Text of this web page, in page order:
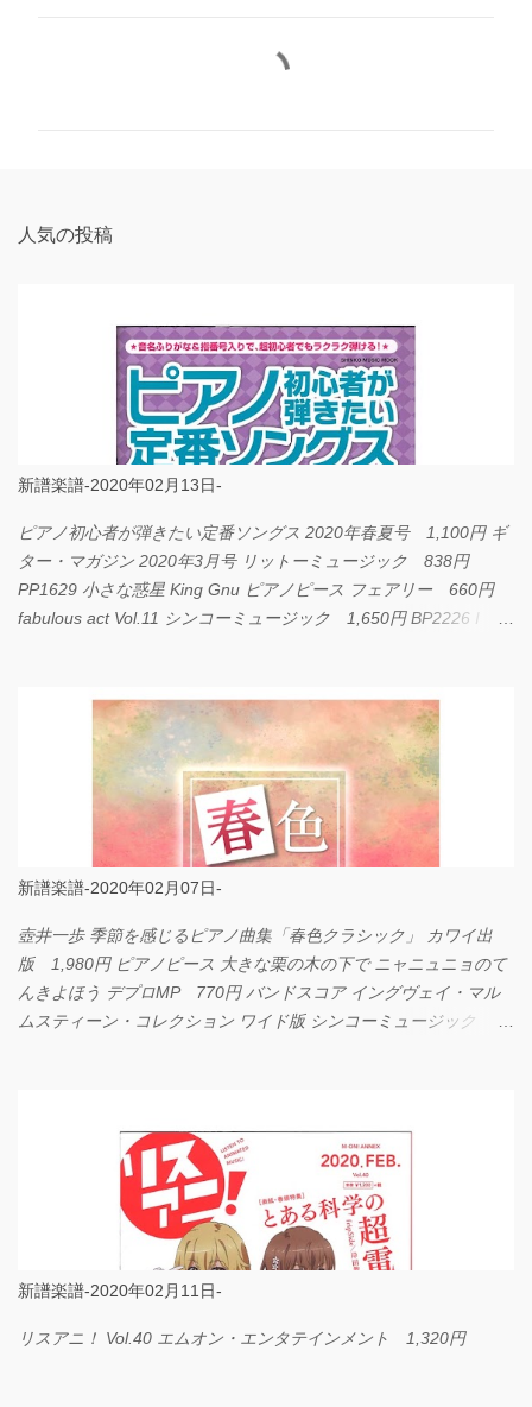
人気の投稿
新譜楽譜-2020年02月13日-
ピアノ初心者が弾きたい定番ソングス 2020年春夏号 1,100円 ギ
ター・マガジン 2020年3月号 リットーミュージック 838円
PP1629 小さな惑星 King Gnu ピアノピース フェアリー 660円
fabulous act Vol.11 シンコーミュージック 1,650円 BP2226 I
新譜楽譜-2020年02月07日-
壺井一歩 季節を感じるピアノ曲集「春色クラシック」 カワイ出
版 1,980円 ピアノピース 大きな栗の木の下で ニャニュニョのて
んきよほう デプロMP 770円 バンドスコア イングヴェイ・マル
ムスティーン・コレクション ワイド版 シンコーミュージック
新譜楽譜-2020年02月11日-
リスアニ！ Vol.40 エムオン・エンタテインメント 1,320円